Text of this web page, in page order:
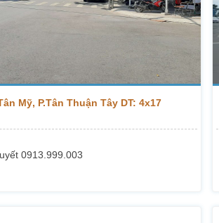
Mỹ, P.Tân Thuận Tây DT: 4x17
0913.999.003